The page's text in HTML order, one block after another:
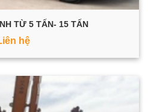
TỪ 5 TẤN- 15 TẤN
hệ